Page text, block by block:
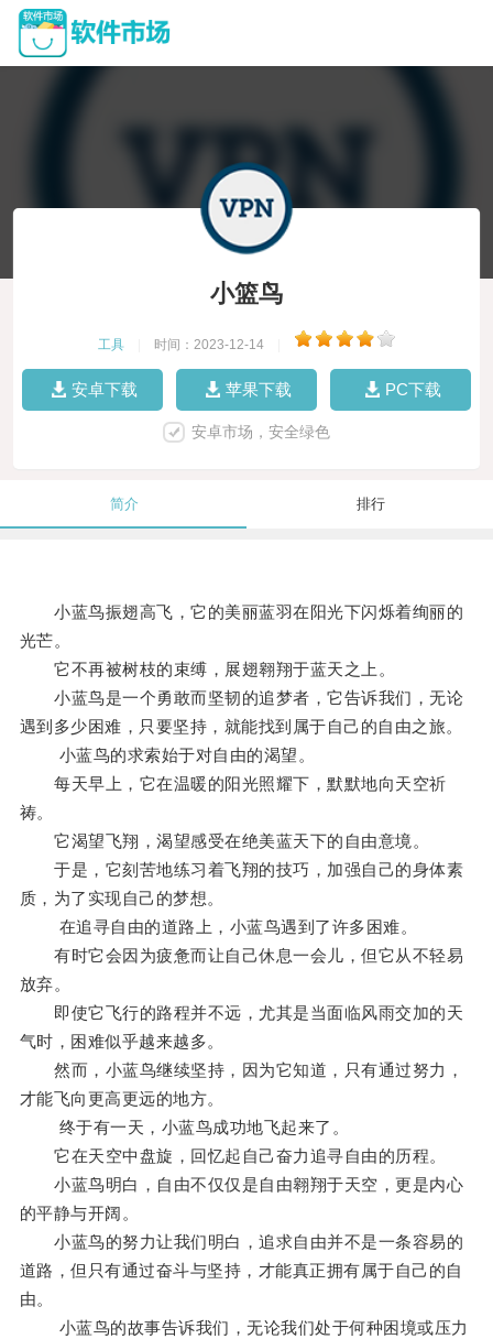
小篮鸟
工具 时间：2023-12-14
安卓下载 苹果下载 PC下载
安卓市场，安全绿色
简介 排行
小蓝鸟振翅高飞，它的美丽蓝羽在阳光下闪烁着绚丽的
光芒。
它不再被树枝的束缚，展翅翱翔于蓝天之上。
小蓝鸟是一个勇敢而坚韧的追梦者，它告诉我们，无论
遇到多少困难，只要坚持，就能找到属于自己的自由之旅。
小蓝鸟的求索始于对自由的渴望。
每天早上，它在温暖的阳光照耀下，默默地向天空祈
祷。
它渴望飞翔，渴望感受在绝美蓝天下的自由意境。
于是，它刻苦地练习着飞翔的技巧，加强自己的身体素
质，为了实现自己的梦想。
在追寻自由的道路上，小蓝鸟遇到了许多困难。
有时它会因为疲惫而让自己休息一会儿，但它从不轻易
放弃。
即使它飞行的路程并不远，尤其是当面临风雨交加的天
气时，困难似乎越来越多。
然而，小蓝鸟继续坚持，因为它知道，只有通过努力，
才能飞向更高更远的地方。
终于有一天，小蓝鸟成功地飞起来了。
它在天空中盘旋，回忆起自己奋力追寻自由的历程。
小蓝鸟明白，自由不仅仅是自由翱翔于天空，更是内心
的平静与开阔。
小蓝鸟的努力让我们明白，追求自由并不是一条容易的
道路，但只有通过奋斗与坚持，才能真正拥有属于自己的自
由。
小蓝鸟的故事告诉我们，无论我们处于何种困境或压力